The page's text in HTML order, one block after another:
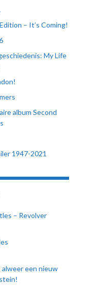
– It’s Coming!
My Life
album Second
1947-2021
– Revolver
een nieuw